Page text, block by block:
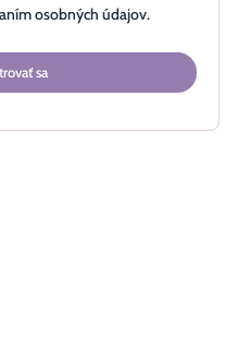
osobných údajov.
sa